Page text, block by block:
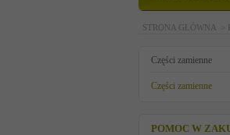
STRONA GŁÓWNA >
Części zamienne
Części zamienne
POMOC W